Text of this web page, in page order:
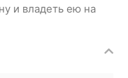
и владеть ею на